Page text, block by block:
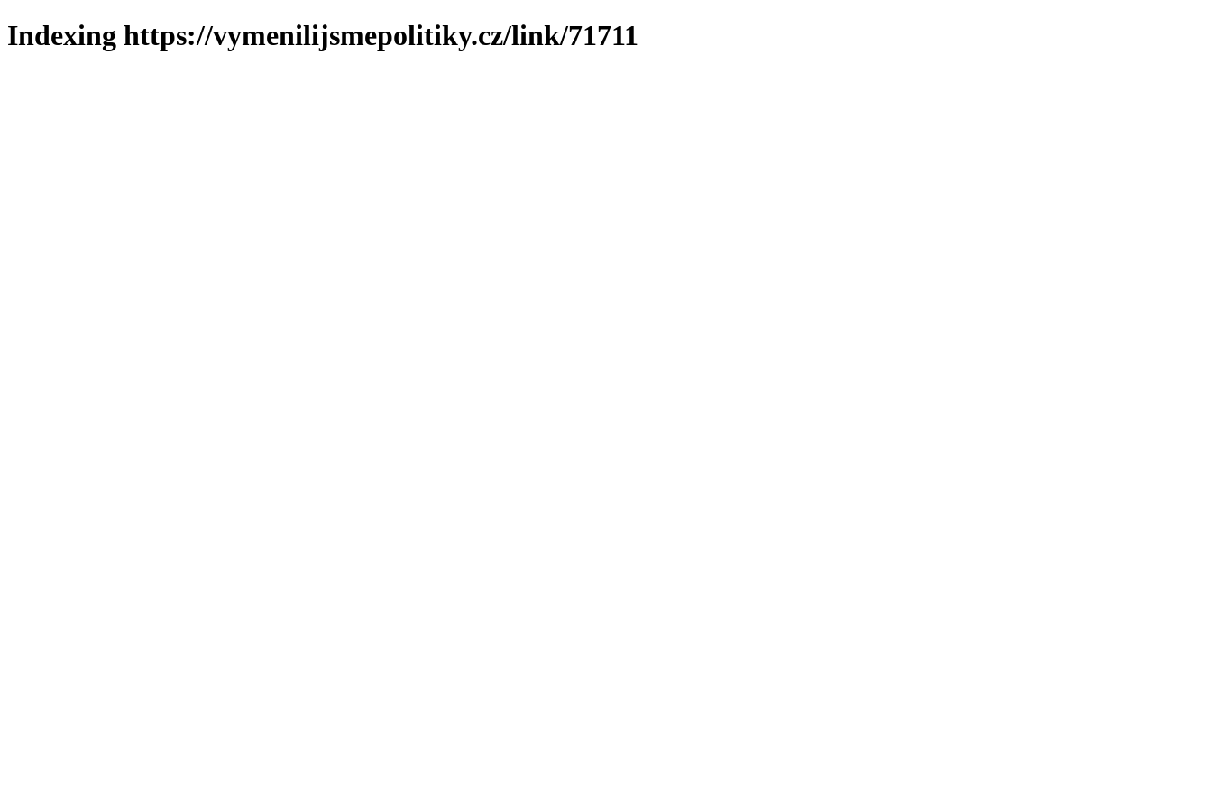
Indexing https://vymenilijsmepolitiky.cz/link/71711